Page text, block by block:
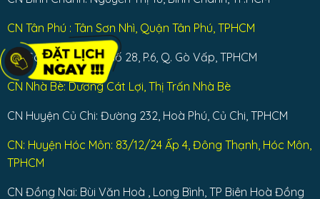
CN Tân Phú : Tân Sơn Nhì, Quận Tân Phú, TPHCM
CN Gò Vấp: Đường số 28, P.6, Q. Gò Vấp, TPHCM
CN Nhà Bè: Dương Cát Lợi, Thị Trấn Nhà Bè
CN Huyện Củ Chi: Đường 232, Hoà Phú, Củ Chi, TPHCM
CN: Huyện Hóc Môn: 83/12/24 Ấp 4, Đông Thạnh, Hóc Môn,
TPHCM
CN Đồng Nai: Bùi Văn Hoà , Long Bình, TP Biên Hoà Đồng